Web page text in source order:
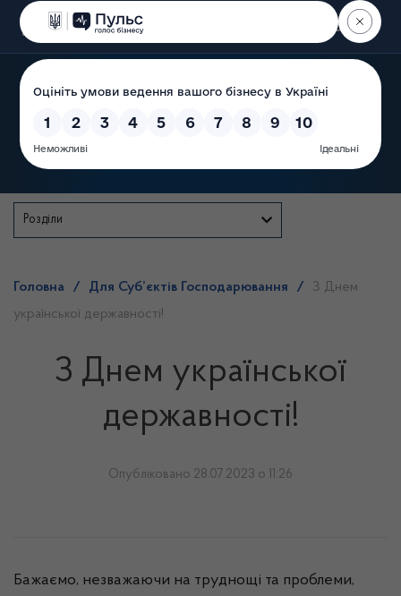
Пошук
Розділи
Головна / Для Суб’єктів Господарювання /
З Днем
української державності!
З Днем української
державності!
Опубліковано 28.07.2023 о 11:26
Бажаємо, незважаючи на труднощі та проблеми,